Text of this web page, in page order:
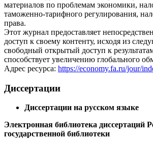
материалов по проблемам экономики,
таможенно-тарифного регулирования,
права.
Этот журнал предоставляет
доступ к своему контенту, исходя из
свободный открытый доступ к
способствует увеличению глобального
Адрес ресурса: https://economy.fa.ru/jour/
Диссертации
Диссертации на русском языке
Электронная библиотека диссертаций
государственной библиотеки